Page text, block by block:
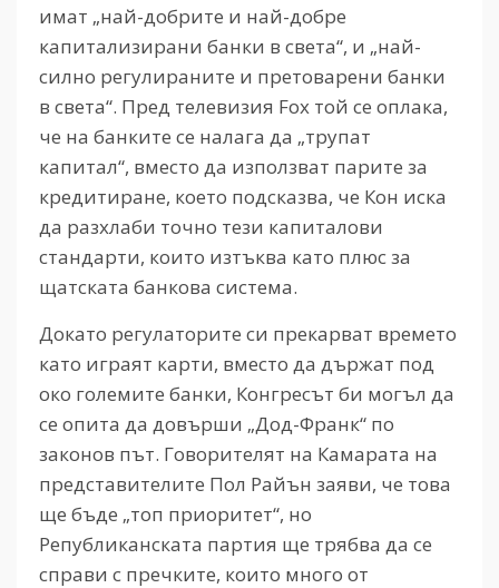
имат „най-добрите и най-добре
капитализирани банки в света“, и „най-
силно регулираните и претоварени банки
в света“. Пред телевизия Fox той се оплака,
че на банките се налага да „трупат
капитал“, вместо да използват парите за
кредитиране, което подсказва, че Кон иска
да разхлаби точно тези капиталови
стандарти, които изтъква като плюс за
щатската банкова система.
Докато регулаторите си прекарват времето
като играят карти, вместо да държат под
око големите банки, Конгресът би могъл да
се опита да довърши „Дод-Франк“ по
законов път. Говорителят на Камарата на
представителите Пол Райън заяви, че това
ще бъде „топ приоритет“, но
Републиканската партия ще трябва да се
справи с пречките, които много от